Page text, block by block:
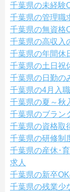
千葉県の未経験
千葉県の管理職
千葉県の無資格
千葉県の高収入
千葉県の年間休
千葉県の土日祝
千葉県の日勤の
千葉県の4月入
千葉県の夏～秋
千葉県のブラン
千葉県の資格取
千葉県の研修制
千葉県の産休･
求人
千葉県の新卒
千葉県の残業少